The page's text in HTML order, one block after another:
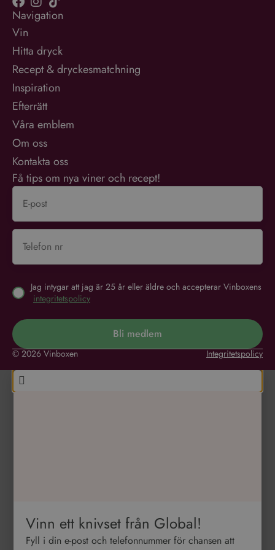
Navigation
Vin
Hitta dryck
Recept & dryckesmatchning
Inspiration
Efterrätt
Våra emblem
Om oss
Kontakta oss
Få tips om nya viner och recept!
Jag intygar att jag är 25 år eller äldre och accepterar Vinboxens
integritetspolicy
Bli medlem
© 2026 Vinboxen Integritetspolicy
Integritetspolicy
Vinn ett knivset från Global!
Fyll i din e-post och telefonnummer för chansen att